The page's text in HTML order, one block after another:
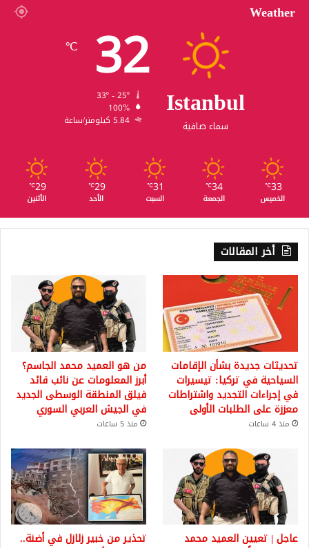
Weather
Istanbul
سماء صافية
32
℃
100%
5.84 كيلومتر/ساعة
33
℃
الخميس
34
℃
الجمعة
31
℃
السبت
29
℃
الأحد
29
℃
الأثنين
أخر المقالات
تحديثات جديدة بشأن الإقامات
السياحية في تركيا: تيسيرات
في إجراءات التجديد واشتراطات
معززة على الطلبات الأولى
منذ 4 ساعات
من هو العميد محمد الجاسم؟
أبرز المعلومات عن نائب قائد
فيلق المنطقة الوسطى الجديد
في الجيش العربي السوري
منذ 5 ساعات
عاجل | تعيين العميد محمد تحذير من خبير زلازل في أضنة..